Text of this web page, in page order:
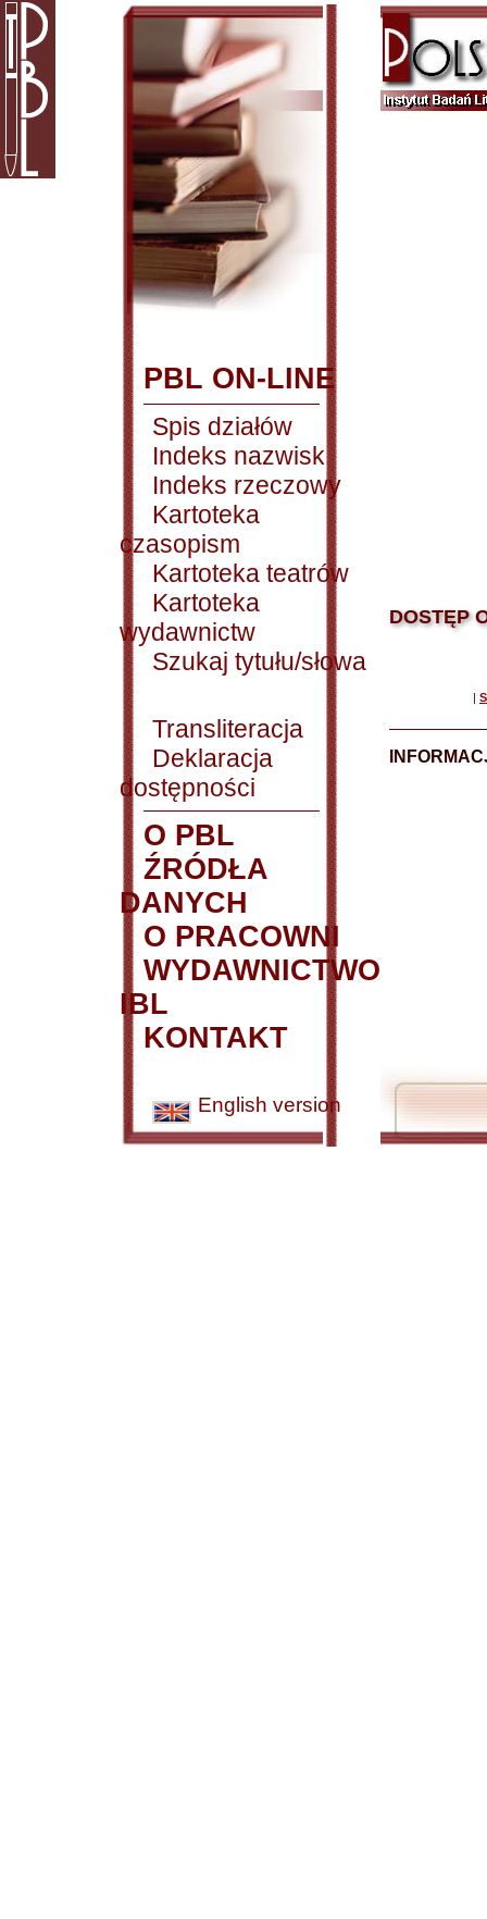
PBL ON-LINE
Spis działów
Indeks nazwisk
Indeks rzeczowy
Kartoteka
czasopism
Kartoteka teatrów
Kartoteka
wydawnictw
Szukaj tytułu/słowa
Transliteracja
Deklaracja
dostępności
O PBL
ŹRÓDŁA
DANYCH
O PRACOWNI
WYDAWNICTWO
IBL
KONTAKT
English version
DOSTĘP
|